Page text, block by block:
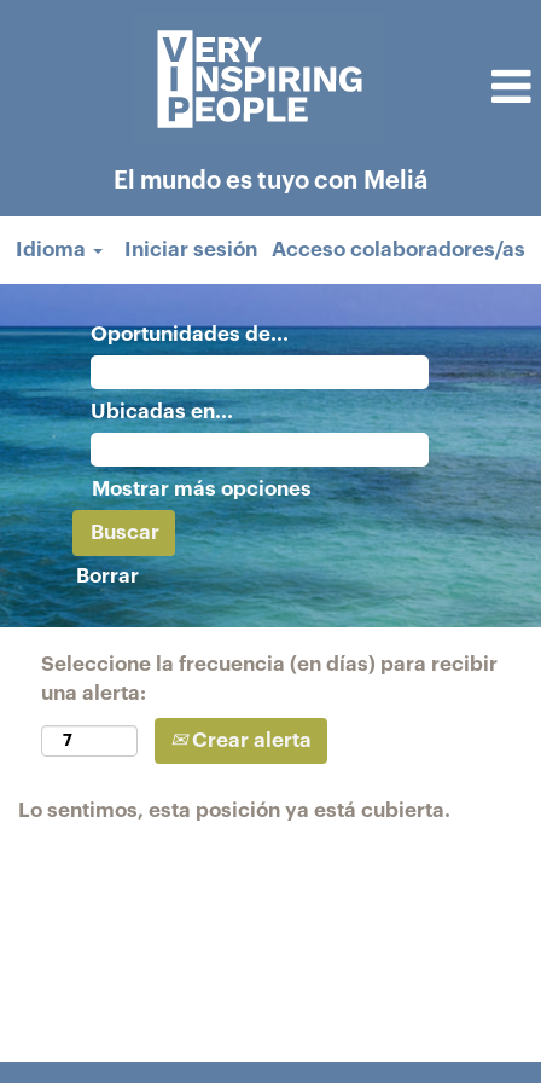
El mundo es tuyo con Meliá
Idioma Iniciar sesión Acceso colaboradores/as
Oportunidades de...
Ubicadas en...
Mostrar más opciones
Borrar
Seleccione la frecuencia (en días) para recibir
una alerta:
Crear alerta
Lo sentimos, esta posición ya está cubierta.